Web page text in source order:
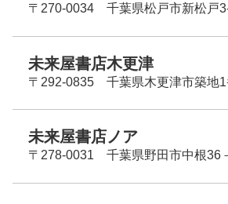
〒270-0034 千葉県松戸市新松戸
未来屋書店木更津
〒292-0835 千葉県木更津市築地
未来屋書店ノア
〒278-0031 千葉県野田市中根36